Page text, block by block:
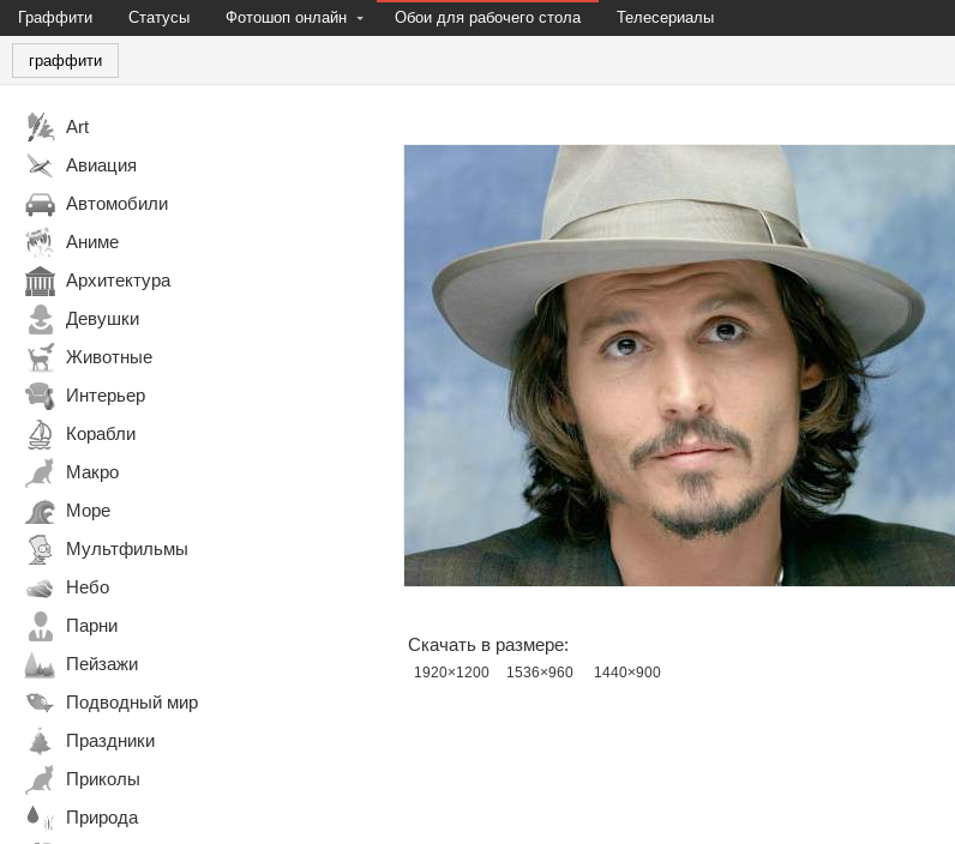
Граффити Статусы Фотошоп онлайн Обои для рабочего стола Телесериалы
граффити
Art
Авиация
Автомобили
Аниме
Архитектура
Девушки
Животные
Интерьер
Корабли
Макро
Море
Мультфильмы
Небо
Парни
Пейзажи
Подводный мир
Праздники
Приколы
Природа
Скачать в размере:
1920×1200 1536×960 1440×900